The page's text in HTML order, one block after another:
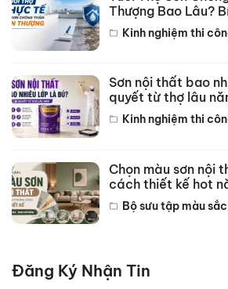
Thượng Bao Lâu?
NămKinh nghiệm thi
Sơn nội thất bao
quyết từ thợ lâu
Kinh nghiệm thi
Chọn màu sơn nội
cách thiết kế hot
Bộ sưu tập màu sắc
Đăng Ký Nhận Tin